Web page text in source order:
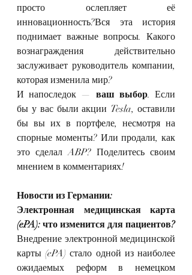
просто ослепляет её
инновационность?Вся эта история
поднимает важные вопросы. Какого
вознаграждения действительно
заслуживает руководитель компании,
которая изменила мир?
И напоследок — ваш выбор. Если
бы у вас были акции Tesla, оставили
бы вы их в портфеле, несмотря на
спорные моменты? Или продали, как
это сделал ABP? Поделитесь своим
мнением в комментариях!
Новости из Германии:
Электронная медицинская карта
(ePA): что изменится для пациентов?
Внедрение электронной медицинской
карты (ePA) стало одной из наиболее
ожидаемых реформ в немецком